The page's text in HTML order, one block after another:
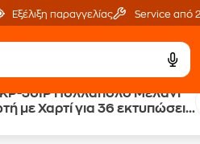
Εξέλιξη παραγγελίας Service από
36IP Πολλαπολό Μελάνι
με Χαρτί για 36 εκτυπώσεις
Άτοκες Δόσεις